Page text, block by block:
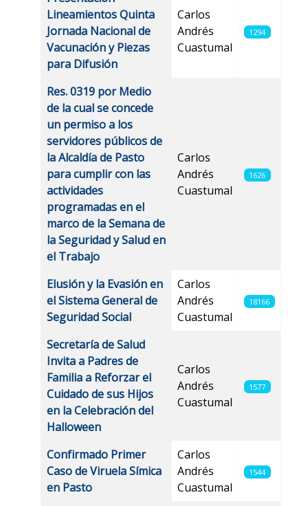
Lineamientos Quinta
Jornada Nacional de
Vacunación y Piezas
para Difusión
Carlos
Andrés
Cuastumal
1294
Res. 0319 por Medio
de la cual se concede
un permiso a los
servidores públicos de
la Alcaldía de Pasto
para cumplir con las
actividades
programadas en el
marco de la Semana de
la Seguridad y Salud en
el Trabajo
Carlos
Andrés
Cuastumal
1626
Elusión y la Evasión en
el Sistema General de
Seguridad Social
Carlos
Andrés
Cuastumal
18166
Secretaría de Salud
Invita a Padres de
Familia a Reforzar el
Cuidado de sus Hijos
en la Celebración del
Halloween
Carlos
Andrés
Cuastumal
1577
Confirmado Primer
Caso de Viruela Símica
en Pasto
Carlos
Andrés
Cuastumal
1544